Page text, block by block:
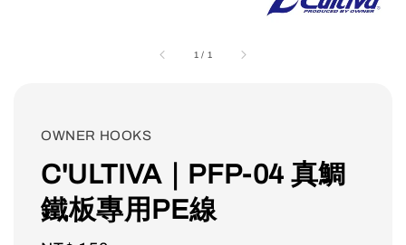
1 / 1
OWNER HOOKS
C'ULTIVA｜PFP-04 真鯛
鐵板專用PE線